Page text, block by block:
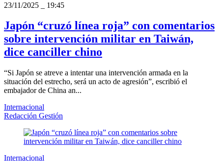
23/11/2025
19:45
Japón “cruzó línea roja” con comentarios
sobre intervención militar en Taiwán,
dice canciller chino
“Si Japón se atreve a intentar una intervención armada en la
situación del estrecho, será un acto de agresión”, escribió el
embajador de China an...
Internacional
Redacción Gestión
Internacional